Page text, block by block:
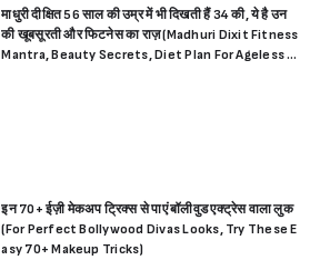
माधुरी दीक्षित 56 साल की उम्र में भी दिखती हैं 34 की, ये है उन
की खूबसूरती और फिटनेस का राज़ (Madhuri Dixit Fitness
Mantra, Beauty Secrets, Diet Plan For Ageless B
इन 70+ ईज़ी मेकअप ट्रिक्स से पाएं बॉलीवुड एक्ट्रेस वाला लुक
(For Perfect Bollywood Divas Looks, Try These E
asy 70+ Makeup Tricks)